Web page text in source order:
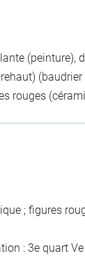
(peinture),
rouges
; figures
: 3e quart